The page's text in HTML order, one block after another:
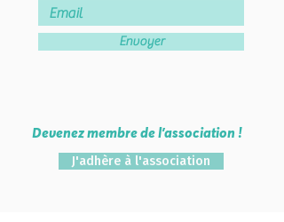
Envoyer
Devenez membre de l'association !
J'adhère à l'association